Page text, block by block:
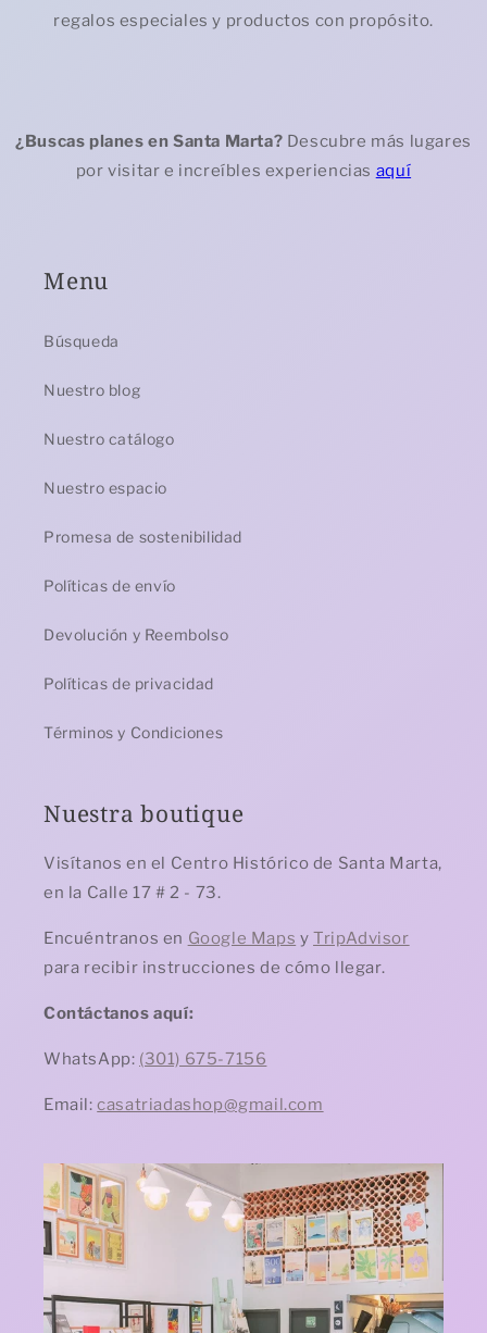
regalos especiales y productos con propósito.
¿Buscas planes en Santa Marta? Descubre más lugares
por visitar e increíbles experiencias aquí
Menu
Búsqueda
Nuestro blog
Nuestro catálogo
Nuestro espacio
Promesa de sostenibilidad
Políticas de envío
Devolución y Reembolso
Políticas de privacidad
Términos y Condiciones
Nuestra boutique
Visítanos en el Centro Histórico de Santa Marta,
en la Calle 17 # 2 - 73.
Encuéntranos en Google Maps yTripAdvisor
para recibir instrucciones de cómo llegar.
Contáctanos aquí:
WhatsApp: (301) 675-7156
Email:casatriadashop@gmail.com